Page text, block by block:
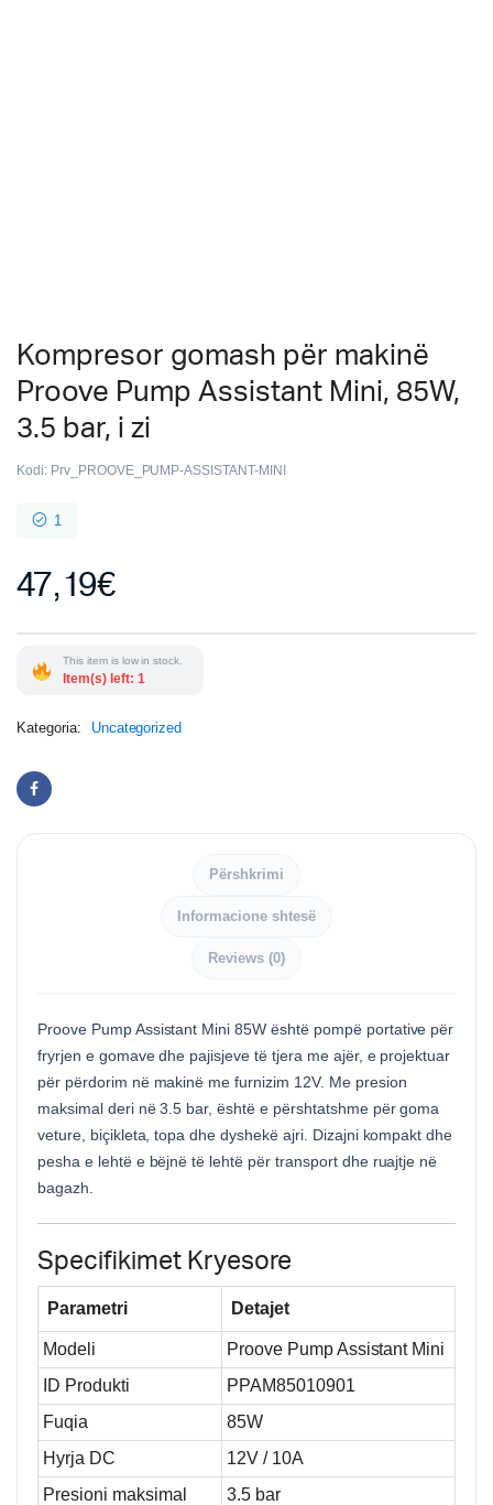
Kompresor gomash për makinë
Proove Pump Assistant Mini, 85W,
3.5 bar, i zi
Kodi: Prv_PROOVE_PUMP-ASSISTANT-MINI
1
47,19€
This item is low in stock.
Item(s) left: 1
Kategoria: Uncategorized
Përshkrimi
Informacione shtesë
Reviews (0)
Proove Pump Assistant Mini 85W është pompë portative për
fryrjen e gomave dhe pajisjeve të tjera me ajër, e projektuar
për përdorim në makinë me furnizim 12V. Me presion
maksimal deri në 3.5 bar, është e përshtatshme për goma
veture, biçikleta, topa dhe dyshekë ajri. Dizajni kompakt dhe
pesha e lehtë e bëjnë të lehtë për transport dhe ruajtje në
bagazh.
Specifikimet Kryesore
Parametri Detajet
Modeli
Proove Pump Assistant Mini
ID Produkti
PPAM85010901
Fuqia
85W
Hyrja DC
12V / 10A
Presioni maksimal
3.5 bar